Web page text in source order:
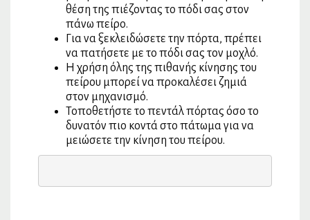
θέση της πιέζοντας το πόδι σας στον
πάνω πείρο.
Για να ξεκλειδώσετε την πόρτα, πρέπει
να πατήσετε με το πόδι σας τον μοχλό.
Η χρήση όλης της πιθανής κίνησης του
πείρου μπορεί να προκαλέσει ζημιά
στον μηχανισμό.
Τοποθετήστε το πεντάλ πόρτας όσο το
δυνατόν πιο κοντά στο πάτωμα για να
μειώσετε την κίνηση του πείρου.